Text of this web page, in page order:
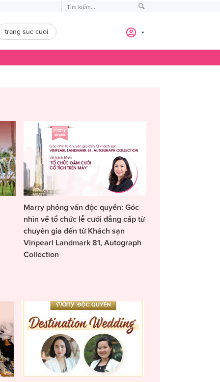
trang suc cuoi
Marry phỏng vấn độc quyền: Góc
nhìn về tổ chức lễ cưới đẳng cấp từ
chuyên gia đến từ Khách sạn
Vinpearl Landmark 81, Autograph
Collection